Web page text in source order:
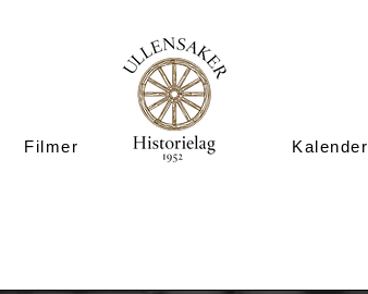
Filmer Kalender